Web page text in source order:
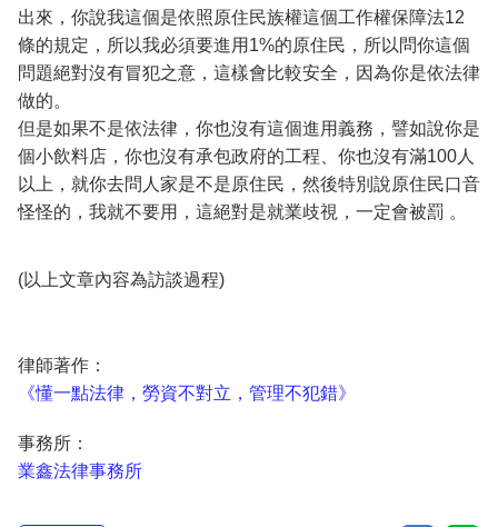
出來，你說我這個是依照原住民族權這個工作權保障法12
條的規定，所以我必須要進用1%的原住民，所以問你這個
問題絕對沒有冒犯之意，這樣會比較安全，因為你是依法律
做的。
但是如果不是依法律，你也沒有這個進用義務，譬如說你是
個小飲料店，你也沒有承包政府的工程、你也沒有滿100人
以上，就你去問人家是不是原住民，然後特別說原住民口音
怪怪的，我就不要用，這絕對是就業歧視，一定會被罰 。
(以上文章內容為訪談過程)
律師著作：
《懂一點法律，勞資不對立，管理不犯錯》
事務所：
業鑫法律事務所